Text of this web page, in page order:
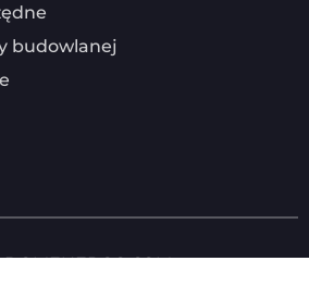
budowlanej
DOMENERGO.COM